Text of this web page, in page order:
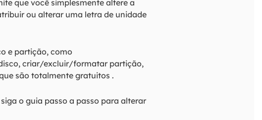
que você simplesmente altere a
ou alterar uma letra de unidade
e partição, como
criar/excluir/formatar partição,
são totalmente gratuitos .
o guia passo a passo para alterar